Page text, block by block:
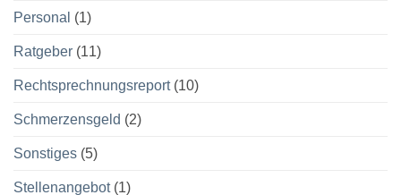
Personal (1)
Ratgeber (11)
Rechtsprechnungsreport(10)
Schmerzensgeld (2)
Sonstiges (5)
Stellenangebot(1)